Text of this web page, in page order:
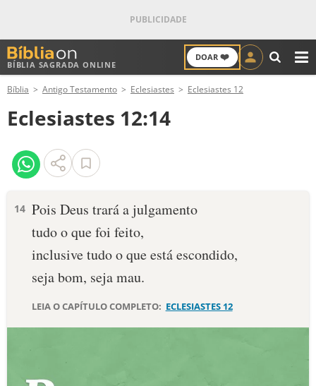
BÍBLIA SAGRADA ONLINE
DOAR ❤️
ANTIGO TESTAMENTO
NOVO TESTAMENTO
VERSÍCULOS
PALAVRA DO DIA
SALMO DO DIA
DEVOCIONAL DIÁRIO
ESTUDOS BÍBLICOS
Bíblia Antigo Testamento Eclesiastes Eclesiastes 12
Eclesiastes 12:14
14 Pois Deus trará a julgamento
tudo o que foi feito,
inclusive tudo o que está escondido,
seja bom, seja mau.
LEIA O CAPÍTULO COMPLETO: ECLESIASTES 12